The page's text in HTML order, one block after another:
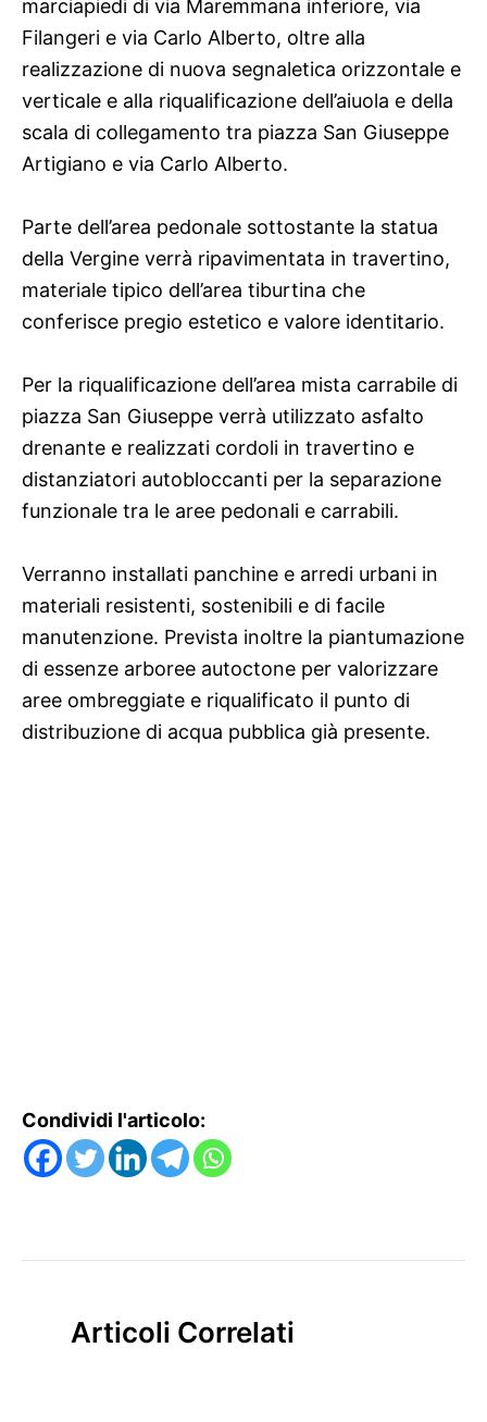
marciapiedi di via Maremmana inferiore, via
Filangeri e via Carlo Alberto, oltre alla
realizzazione di nuova segnaletica orizzontale e
verticale e alla riqualificazione dell’aiuola e della
scala di collegamento tra piazza San Giuseppe
Artigiano e via Carlo Alberto.
Parte dell’area pedonale sottostante la statua
della Vergine verrà ripavimentata in travertino,
materiale tipico dell’area tiburtina che
conferisce pregio estetico e valore identitario.
Per la riqualificazione dell’area mista carrabile di
piazza San Giuseppe verrà utilizzato asfalto
drenante e realizzati cordoli in travertino e
distanziatori autobloccanti per la separazione
funzionale tra le aree pedonali e carrabili.
Verranno installati panchine e arredi urbani in
materiali resistenti, sostenibili e di facile
manutenzione. Prevista inoltre la piantumazione
di essenze arboree autoctone per valorizzare
aree ombreggiate e riqualificato il punto di
distribuzione di acqua pubblica già presente.
Condividi l'articolo:
Articoli Correlati